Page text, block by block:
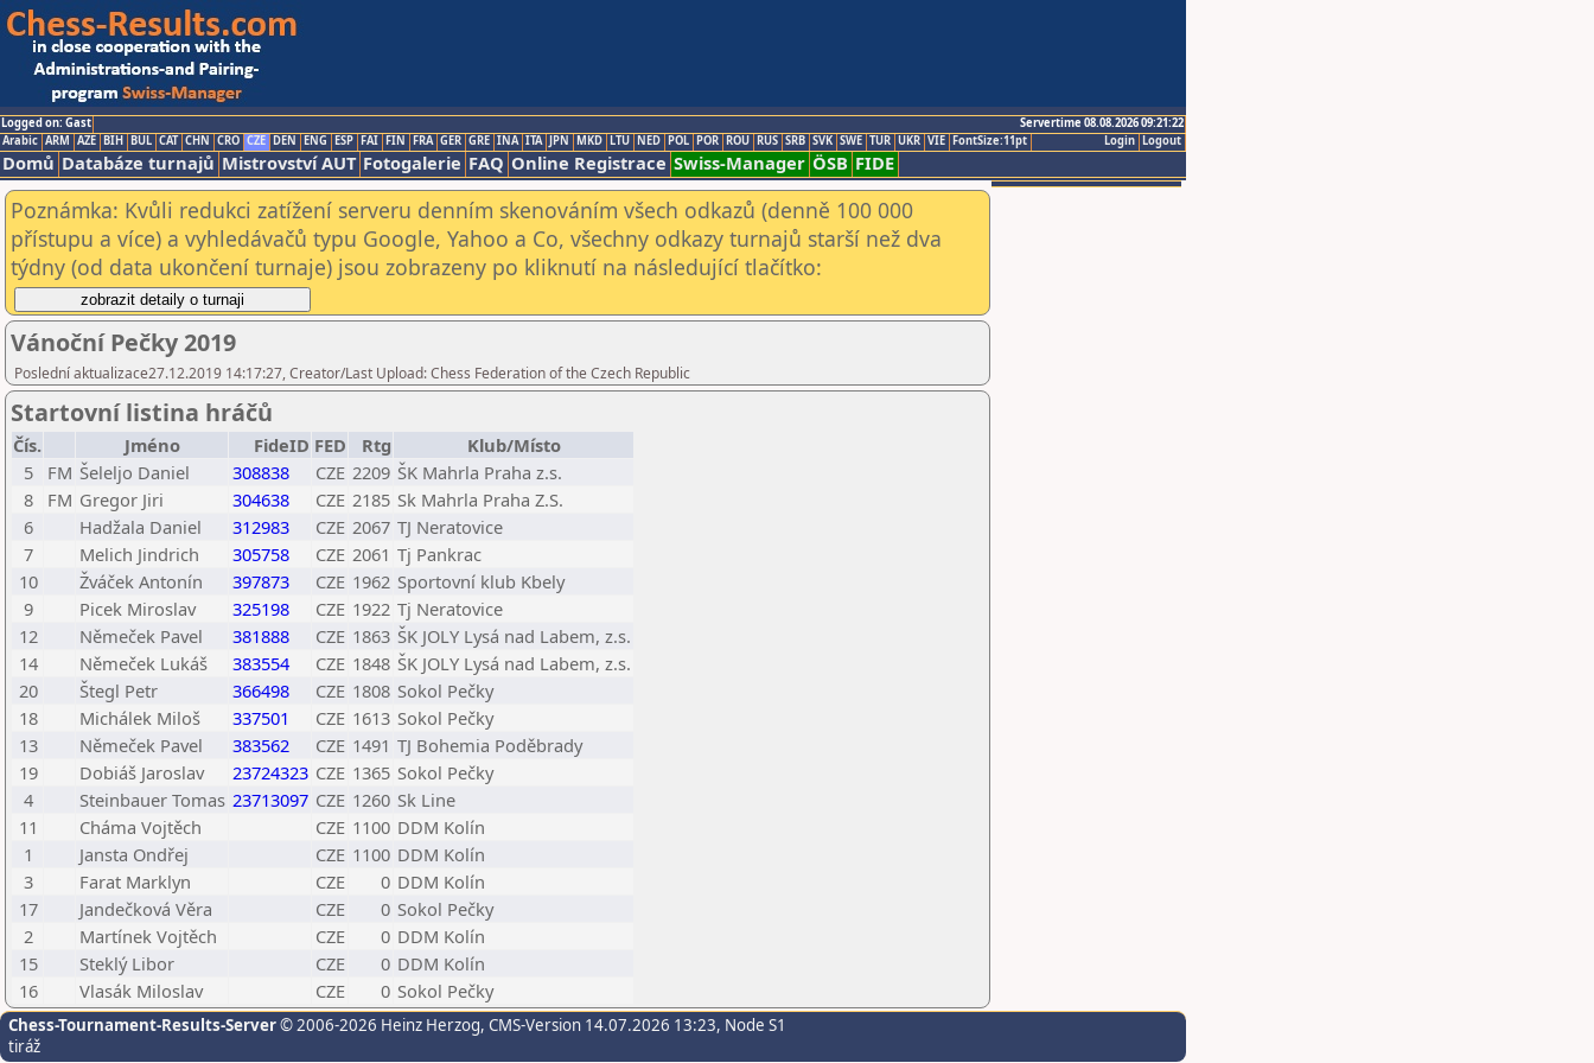
Logged on: Gast
Servertime 08.08.2026 09:21:22
Logout
Login
Arabic ARM AZE BIH BUL CAT CHN CRO CZE DEN ENG ESP FAI FIN FRA GER GRE INA ITA JPN MKD LTU NED POL POR ROU RUS SRB SVK SWE TUR UKR VIE FontSize:11pt
Domů Databáze turnajů Mistrovství AUT Fotogalerie FAQ Online Registrace Swiss-Manager ÖSB FIDE
Poznámka: Kvůli redukci zatížení serveru denním skenováním všech odkazů (denně 100 000
přístupu a více) a vyhledávačů typu Google, Yahoo a Co, všechny odkazy turnajů starší než dva
týdny (od data ukončení turnaje) jsou zobrazeny po kliknutí na následující tlačítko:
Vánoční Pečky 2019
Poslední aktualizace27.12.2019 14:17:27, Creator/Last Upload: Chess Federation of the Czech Republic
Startovní listina hráčů
Čís. Jméno FideID FED Rtg
Klub/Místo
5
FM Šeleljo Daniel 308838 CZE 2209 ŠK Mahrla Praha z.s.
8
FM Gregor Jiri 304638 CZE 2185 Sk Mahrla Praha Z.S.
6
Hadžala Daniel 312983 CZE 2067 TJ Neratovice
7
Melich Jindrich 305758 CZE 2061 Tj Pankrac
10
Žváček Antonín 397873 CZE 1962 Sportovní klub Kbely
9
Picek Miroslav 325198 CZE 1922 Tj Neratovice
12
Němeček Pavel 381888 CZE 1863 ŠK JOLY Lysá nad Labem, z.s.
14
Němeček Lukáš 383554 CZE 1848 ŠK JOLY Lysá nad Labem, z.s.
20
Štegl Petr 366498 CZE 1808 Sokol Pečky
18
Michálek Miloš 337501 CZE 1613 Sokol Pečky
13
Němeček Pavel 383562 CZE 1491 TJ Bohemia Poděbrady
19
Dobiáš Jaroslav 23724323 CZE 1365 Sokol Pečky
4
Steinbauer Tomas 23713097 CZE 1260 Sk Line
11
Cháma Vojtěch CZE 1100 DDM Kolín
1
Jansta Ondřej CZE 1100 DDM Kolín
3
Farat Marklyn CZE 0 DDM Kolín
17
Jandečková Věra CZE 0 Sokol Pečky
2
Martínek Vojtěch CZE 0 DDM Kolín
15
Steklý Libor CZE 0 DDM Kolín
16
Vlasák Miloslav CZE 0 Sokol Pečky
Chess-Tournament-Results-Server© 2006-2026 Heinz Herzog, CMS-Version 14.07.2026 13:23, Node S1
tiráž